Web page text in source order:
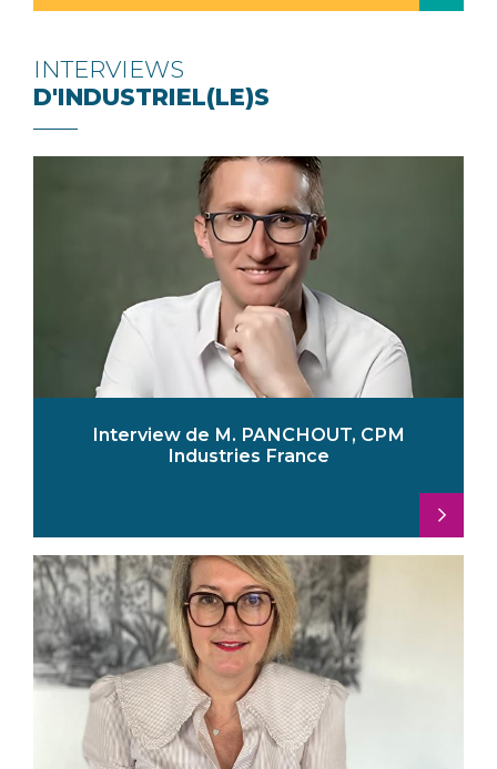
INTERVIEWS
D'INDUSTRIEL(LE)S
Interview de M. PANCHOUT, CPM
Industries France